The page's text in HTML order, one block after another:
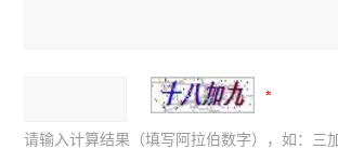
请输入计算结果（填写阿拉伯数字），如：三